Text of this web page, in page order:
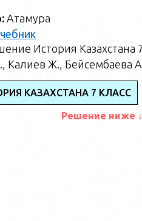
Атамура
История Казахстана
Калиев Ж., Бейсембаева
КАЗАХСТАНА 7 КЛАСС
Решение ниже ↓